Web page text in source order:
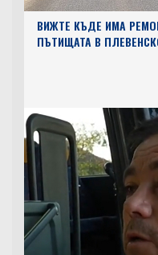
ВИЖТЕ КЪДЕ ИМА
ПЪТИЩАТА В